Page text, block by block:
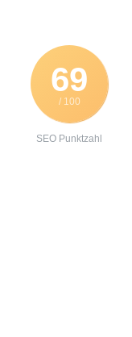
69
/ 100
SEO Punktzahl